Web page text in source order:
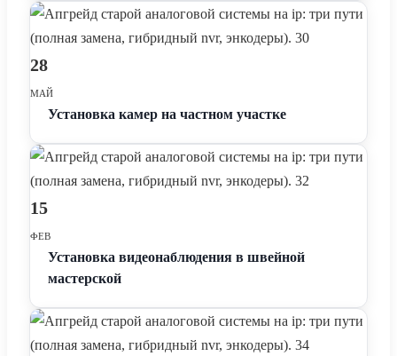
28
МАЙ
Установка камер на частном участке
15
ФЕВ
Установка видеонаблюдения в швейной
мастерской